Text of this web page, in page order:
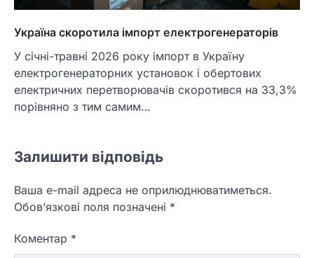
Україна скоротила імпорт електрогенераторів
У січні-травні 2026 року імпорт в Україну
електрогенераторних установок і обертових
електричних перетворювачів скоротився на 33,3%
порівняно з тим самим…
Залишити відповідь
Ваша e-mail адреса не оприлюднюватиметься.
Обов’язкові поля позначені *
Коментар *